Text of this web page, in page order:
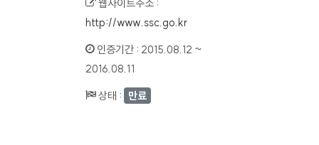
웹사이트주소 :
http://www.ssc.go.kr
인증기간 : 2015.08.12 ~
2016.08.11
상태 : 만료